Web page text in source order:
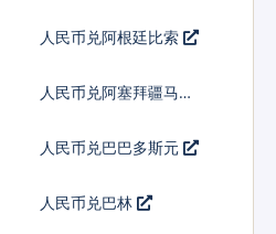
人民币兑阿根廷比索
人民币兑阿塞拜疆马纳
人民币兑巴巴多斯元
人民币兑巴林